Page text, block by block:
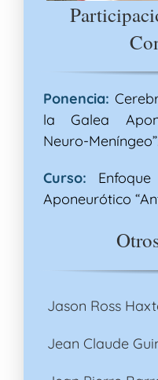
Ponencia:
la Galea
Neuro-
Curso:
Aponeurótico
Jason Ross
Jean Claude